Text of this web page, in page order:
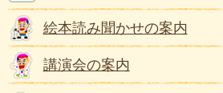
絵本読み聞かせの案内
講演会の案内